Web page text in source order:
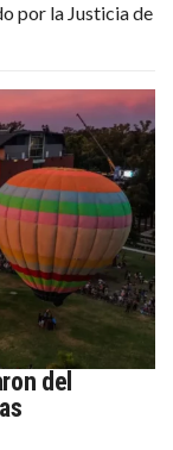
por la Justicia de
del